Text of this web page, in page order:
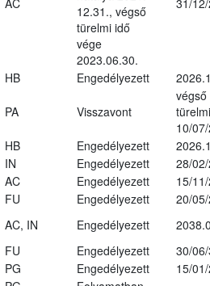
AC
12.31., végső
türelmi idő
vége
2023.06.30.
31/
HB Engedélyezett
PA Visszavont
végső
10/
HB Engedélyezett
IN Engedélyezett
28/
AC Engedélyezett
15/
FU Engedélyezett
20/
AC, IN Engedélyezett
FU Engedélyezett
30/
PG Engedélyezett
15/